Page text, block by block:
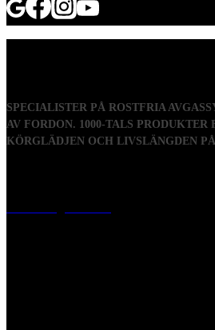
SPECIALISTER PÅ ROSTFRIA
AV FORDON. 1000-TALS PRODUKTER
KÖRGLÄDJEN OCH LIVSLÄNGDEN